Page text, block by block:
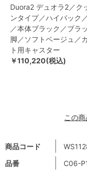
商品コード
品番
C06-
Duora2 デュオラ2／ク
ンタイプ／ハイバック
／本体ブラック／ブラ
脚／ソフトベージュ／
ト用キャスター
￥110,220(税込)
この